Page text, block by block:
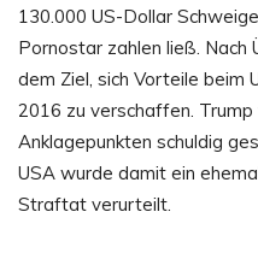
130.000 US-Dollar
Pornostar zahlen ließ. Nach
dem Ziel, sich Vorteile
2016 zu verschaffen.
Anklagepunkten schuldig
USA wurde damit ein
Straftat verurteilt.